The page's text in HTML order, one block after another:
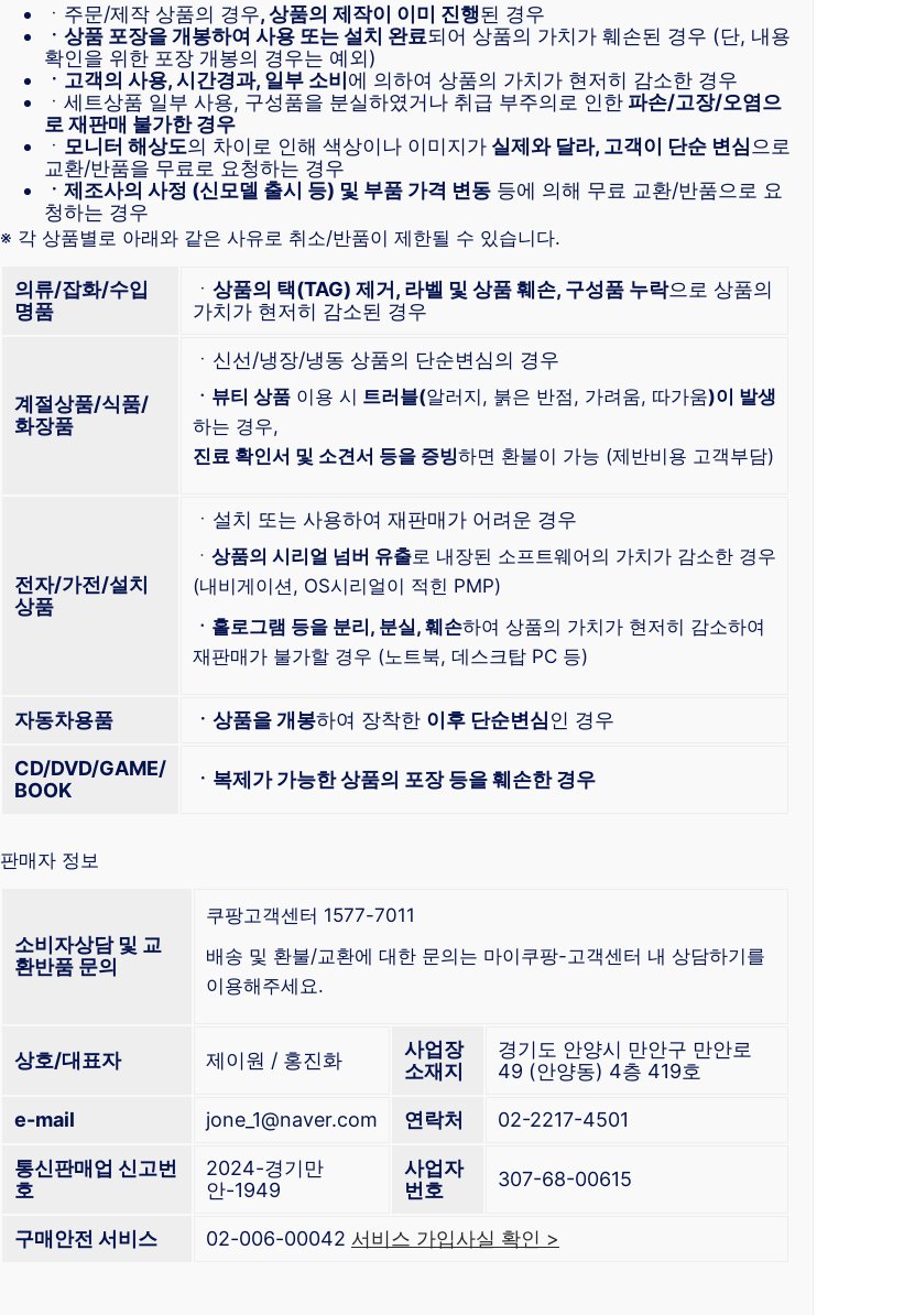
ㆍ주문/제작 상품의 경우, 상품의 제작이 이미 진행된 경우
ㆍ상품 포장을 개봉하여 사용 또는 설치 완료되어 상품의 가치가 훼손된 경우 (단, 내용
확인을 위한 포장 개봉의 경우는 예외)
ㆍ고객의 사용, 시간경과, 일부 소비에 의하여 상품의 가치가 현저히 감소한 경우
ㆍ세트상품 일부 사용, 구성품을 분실하였거나 취급 부주의로 인한 파손/고장/오염으
로 재판매 불가한 경우
ㆍ 모니터 해상도의 차이로 인해 색상이나 이미지가 실제와 달라, 고객이 단순 변심 으로
교환/반품을 무료로 요청하는 경우
ㆍ제조사의 사정 (신모델 출시 등) 및 부품 가격 변동 등에 의해 무료 교환/반품으로 요
청하는 경우
※ 각 상품별로 아래와 같은 사유로 취소/반품이 제한될 수 있습니다.
의류/잡화/수입
명품
ㆍ 상품의 택(TAG) 제거, 라벨 및 상품 훼손, 구성품 누락으로 상품의
가치가 현저히 감소된 경우
계절상품/식품/
화장품
ㆍ신선/냉장/냉동 상품의 단순변심의 경우
ㆍ뷰티 상품 이용 시 트러블(알러지, 붉은 반점, 가려움, 따가움)이 발생
하는 경우,
진료 확인서 및 소견서 등을 증빙하면 환불이 가능 (제반비용 고객부담)
전자/가전/설치
상품
ㆍ설치 또는 사용하여 재판매가 어려운 경우
ㆍ 상품의 시리얼 넘버 유출로 내장된 소프트웨어의 가치가 감소한 경우
(내비게이션, OS시리얼이 적힌 PMP)
ㆍ홀로그램 등을 분리, 분실, 훼손하여 상품의 가치가 현저히 감소하여
재판매가 불가할 경우 (노트북, 데스크탑 PC 등)
자동차용품 ㆍ상품을 개봉하여 장착한 이후 단순변심인 경우
CD/DVD/GAME/
BOOK
ㆍ복제가 가능한 상품의 포장 등을 훼손한 경우
판매자 정보
소비자상담 및 교
환반품 문의
쿠팡고객센터 1577-7011
배송 및 환불/교환에 대한 문의는 마이쿠팡-고객센터 내 상담하기를
이용해주세요.
상호/대표자 제이원 / 홍진화
사업장
소재지
경기도 안양시 만안구 만안로
49 (안양동) 4층 419호
e-mail jone_1@naver.com 연락처 02-2217-4501
통신판매업 신고번
호
2024-경기만
안-1949
사업자
번호
307-68-00615
구매안전 서비스 02-006-00042 서비스 가입사실 확인 >